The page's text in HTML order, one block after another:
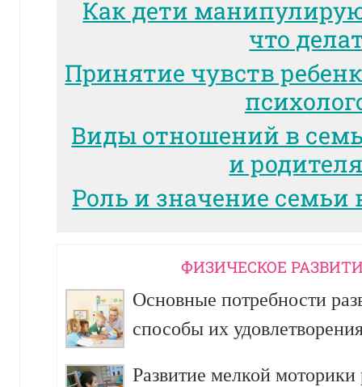
Как дети
что
Принятие чувств
Виды отношений в
и
Роль и значение семьи
ФИЗИЧЕСКОЕ
Основные потребности
способы их
Развитие мелкой моторики